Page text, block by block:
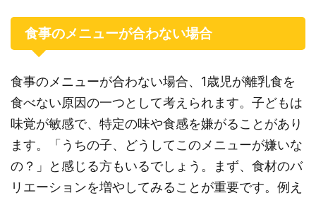
食事のメニューが合わない場合
食事のメニューが合わない場合、1歳児が離乳食を
食べない原因の一つとして考えられます。子どもは
味覚が敏感で、特定の味や食感を嫌がることがあり
ます。「うちの子、どうしてこのメニューが嫌いな
の？」と感じる方もいるでしょう。まず、食材のバ
リエーションを増やしてみることが重要です。例え